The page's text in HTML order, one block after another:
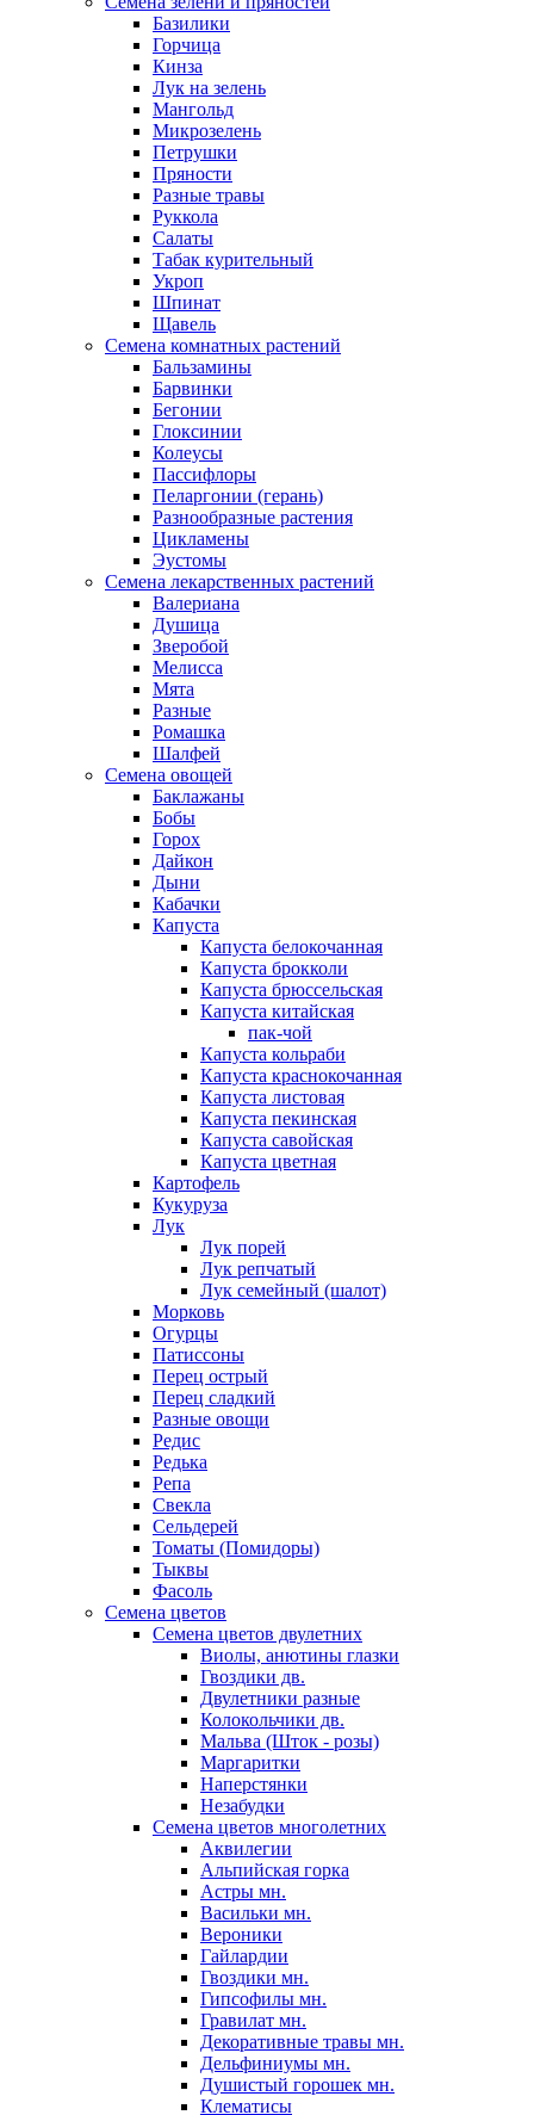
Базилики
Горчица
Кинза
Лук на зелень
Мангольд
Микрозелень
Петрушки
Пряности
Разные травы
Руккола
Салаты
Табак курительный
Укроп
Шпинат
Щавель
Семена комнатных растений
Бальзамины
Барвинки
Бегонии
Глоксинии
Колеусы
Пассифлоры
Пеларгонии (герань)
Разнообразные растения
Цикламены
Эустомы
Семена лекарственных растений
Валериана
Душица
Зверобой
Мелисса
Мята
Разные
Ромашка
Шалфей
Семена овощей
Баклажаны
Бобы
Горох
Дайкон
Дыни
Кабачки
Капуста
Капуста белокочанная
Капуста брокколи
Капуста брюссельская
Капуста китайская
пак-чой
Капуста кольраби
Капуста краснокочанная
Капуста листовая
Капуста пекинская
Капуста савойская
Капуста цветная
Картофель
Кукуруза
Лук
Лук порей
Лук репчатый
Лук семейный (шалот)
Морковь
Огурцы
Патиссоны
Перец острый
Перец сладкий
Разные овощи
Редис
Редька
Репа
Свекла
Сельдерей
Томаты (Помидоры)
Тыквы
Фасоль
Семена цветов
Семена цветов двулетних
Виолы, анютины глазки
Гвоздики дв.
Двулетники разные
Колокольчики дв.
Мальва (Шток - розы)
Маргаритки
Наперстянки
Незабудки
Семена цветов многолетних
Аквилегии
Альпийская горка
Астры мн.
Васильки мн.
Вероники
Гайлардии
Гвоздики мн.
Гипсофилы мн.
Гравилат мн.
Декоративные травы мн.
Дельфиниумы мн.
Душистый горошек мн.
Клематисы